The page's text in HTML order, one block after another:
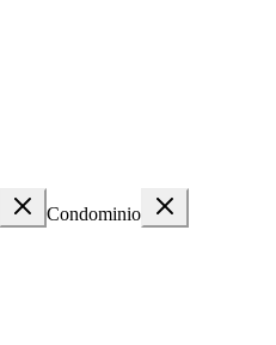
Condominio